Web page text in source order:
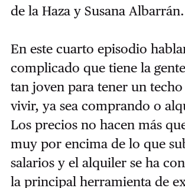
de la Haza y Susana Albarrán.
En este cuarto episodio
complicado que tiene la
tan joven para tener un
vivir, ya sea comprando o
Los precios no hacen más
muy por encima de lo que
salarios y el alquiler se ha
la principal herramienta de